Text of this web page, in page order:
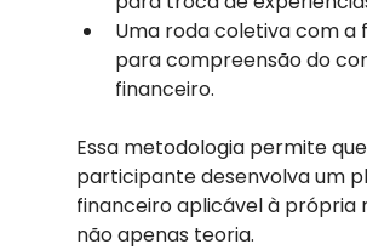
Uma roda coletiva com a
para compreensão do
financeiro.
Essa metodologia permite
participante desenvolva um
financeiro aplicável à própria
não apenas teoria.